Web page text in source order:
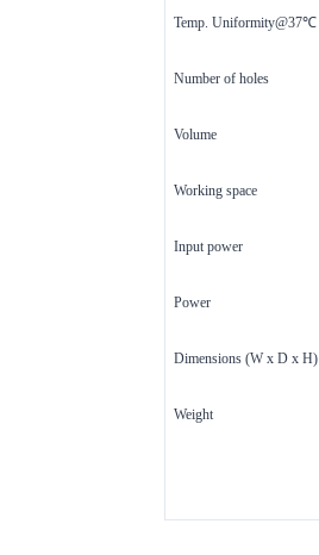
Temp. Uniformity@37℃
Number of holes
Volume
Working space
Input power
Power
Dimensions (W x D x H)
Weight